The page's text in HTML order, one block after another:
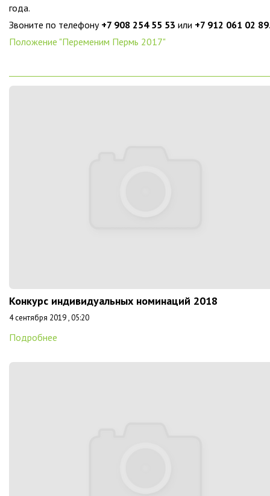
года.
Звоните по телефону +7 908 254 55 53 или +7 912 061 02
Положение "Переменим Пермь 2017"
Конкурс индивидуальных номинаций 2018
4 сентября 2019 , 05:20
Подробнее